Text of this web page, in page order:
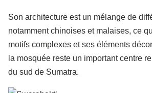
Son architecture est un mélange de
notamment chinoises et malaises, ce
motifs complexes et ses éléments
la mosquée reste un important centre
du sud de Sumatra.